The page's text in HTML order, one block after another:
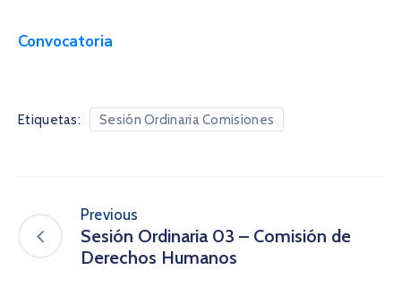
Convocatoria
Etiquetas: Sesión Ordinaria Comisiones
Previous
Sesión Ordinaria 03 – Comisión de
Derechos Humanos